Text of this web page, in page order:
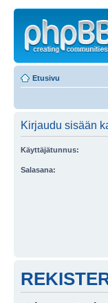
Etusivu
Kirjaudu sisään
Käyttäjätunnus:
Salasana: